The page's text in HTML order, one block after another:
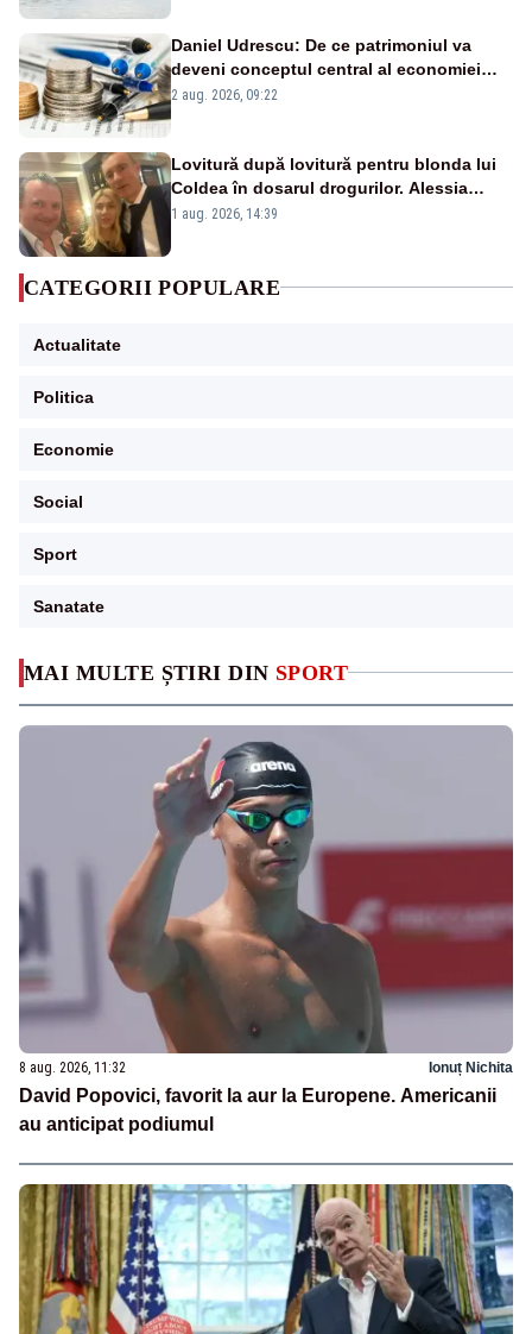
MAI MULTE ȘTIRI DIN SPORT
8 aug. 2026, 11:32 Ionuț Nichita
David Popovici, favorit la aur la Europene. Americanii
au anticipat podiumul
Daniel Udrescu: De ce patrimoniul va
deveni conceptul central al economiei
viitoare?
2 aug. 2026, 09:22
Lovitură după lovitură pentru blonda lui
Coldea în dosarul drogurilor. Alessia
Păcuraru explică decizia magistraților
1 aug. 2026, 14:39
CATEGORII POPULARE
Actualitate
Politica
Economie
Social
Sport
Sanatate